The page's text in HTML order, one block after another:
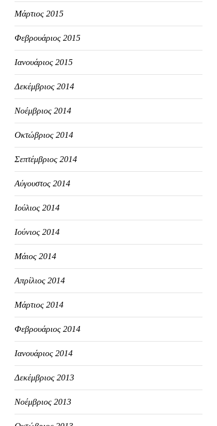
Μάρτιος 2015
Φεβρουάριος 2015
Ιανουάριος 2015
Δεκέμβριος 2014
Νοέμβριος 2014
Οκτώβριος 2014
Σεπτέμβριος 2014
Αύγουστος 2014
Ιούλιος 2014
Ιούνιος 2014
Μάιος 2014
Απρίλιος 2014
Μάρτιος 2014
Φεβρουάριος 2014
Ιανουάριος 2014
Δεκέμβριος 2013
Νοέμβριος 2013